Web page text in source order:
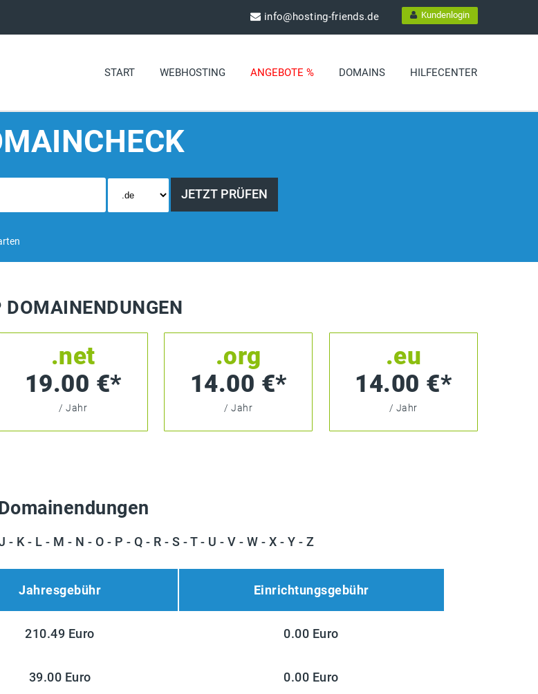
Kundenlogin
info@hosting-friends.de
START WEBHOSTING ANGEBOTE % DOMAINS HILFECENTER
DOMAINENDUNGEN
.net
19.00 €*
/ Jahr
.org
14.00 €*
/ Jahr
.eu
14.00 €*
/ Jahr
- K - L - M - N - O - P -Q - R -S -T- U -V -W -X -Y -Z
Jahresgebühr Einrichtungsgebühr
210.49 Euro 0.00 Euro
39.00 Euro 0.00 Euro